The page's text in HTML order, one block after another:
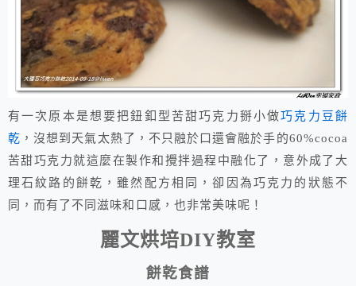
有一次原本是想要把鈕釦型苦甜巧克力掰小做巧克力豆餅
乾 ，沒想到天氣太熱了，不只融於口還會融於手的60%cocoa
苦甜巧克力就這麼在製作和攪拌過程中融化了，意外成了大
理石紋路的餅乾，雖然配方相同，卻因為巧克力的狀態不
同，而有了不同滋味和口感，也非常美味呢！
麗文烘培DIY教室
餅乾食譜